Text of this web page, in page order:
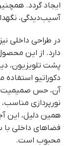
ایجاد گردد.
آسیب‌دیدگی،
دارد. از این
پشت تلویزیون،
دکوراتیو
آن، حس صمیمیت
نورپردازی
همین دلیل، این
فضاهای داخلی با
محبوب است.